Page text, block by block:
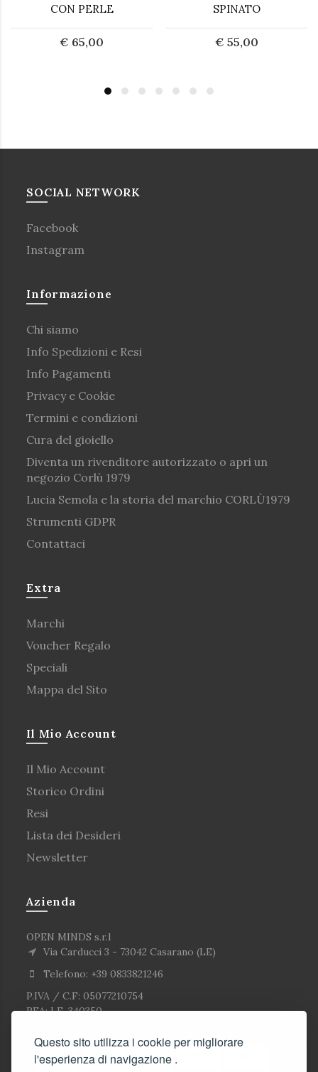
Questo sito utilizza i cookie per migliorare
l'esperienza di navigazione .
CON PERLE
€ 65,00
SPINATO
€ 55,00
SOCIAL NETWORK
Facebook
Instagram
Informazione
Chi siamo
Info Spedizioni e Resi
Info Pagamenti
Privacy e Cookie
Termini e condizioni
Cura del gioiello
Diventa un rivenditore autorizzato o apri un
negozio Corlù 1979
Lucia Semola e la storia del marchio CORLÙ1979
Strumenti GDPR
Contattaci
Extra
Marchi
Voucher Regalo
Speciali
Mappa del Sito
Il Mio Account
Il Mio Account
Storico Ordini
Resi
Lista dei Desideri
Newsletter
Azienda
OPEN MINDS s.r.l
Via Carducci 3 - 73042 Casarano (LE)
Telefono: +39 0833821246
P.IVA / C.F: 05077210754
REA: LE-340350